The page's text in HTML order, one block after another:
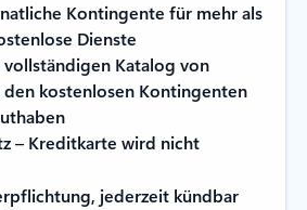
Kontingente für mehr als
Dienste
Katalog von
den kostenlosen Kontingenten
– Kreditkarte wird nicht
jederzeit kündbar